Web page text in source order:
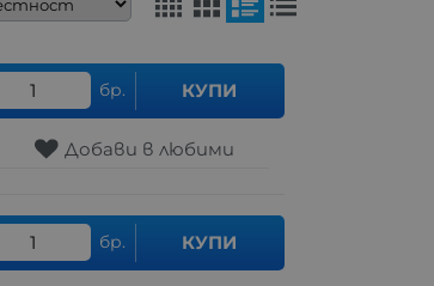
бр. КУПИ
Добави в любими
бр. КУПИ